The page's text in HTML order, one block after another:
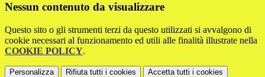
Nessun contenuto da visualizzare
Questo sito o gli strumenti terzi da questo utilizzati si avvalgono di
cookie necessari al funzionamento ed utili alle finalità illustrate nella
COOKIE POLICY.
Personalizza Rifiuta tutti i cookies Accetta tutti i cookies